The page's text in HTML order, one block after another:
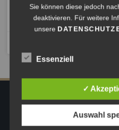
ANHÖREN »
IMPRESSUM
Sie können diese jedoch
deaktivieren. Für weitere
unsere
Essenziell
✓
Auswahl